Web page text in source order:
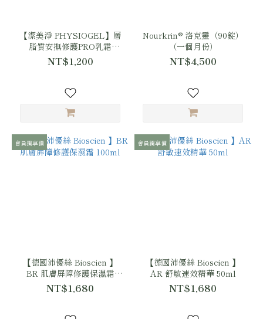
【潔美淨 PHYSIOGEL】層
脂質安撫修護PRO乳霜
200ml
NT$1,200
Nourkrin® 洛克靈（90錠）
（一個月份）
NT$4,500
會員獨享價
【德國沛優絲 Bioscien 】
BR 肌膚屏障修護保濕霜
100ml
NT$1,680
會員獨享價
【德國沛優絲 Bioscien 】
AR 舒敏速效精華 50ml
NT$1,680